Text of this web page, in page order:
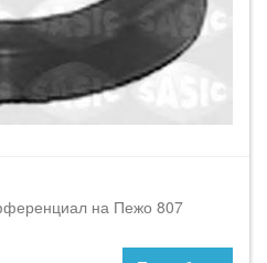
на Пежо 807